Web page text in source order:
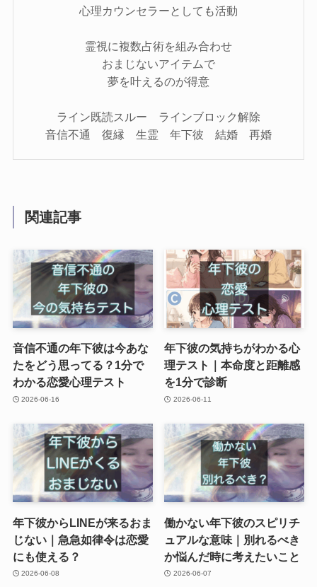
心理カウンセラーとしても活動
霊視に複数占術を組み合わせ
おまじないアイテムで
夢を叶えるのが得意
ライン既読スルー ラインブロック解除
音信不通 復縁 生霊 年下彼 結婚 再婚
関連記事
音信不通の年下彼は今あな
たをどう思ってる？1分で
わかる恋愛心理テスト
2026-06-16
年下彼の気持ちがわかる心
理テスト｜本命度と距離感
を1分で診断
2026-06-11
年下彼からLINEが来るおま
じない｜急急如律令は恋愛
にも使える？
2026-06-08
働かない年下彼のスピリチ
ュアルな意味｜別れるべき
か悩んだ時に考えたいこと
2026-06-07